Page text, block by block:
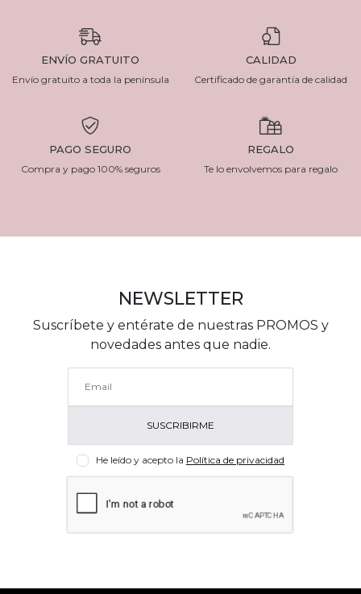
ENVÍO GRATUITO
Envío gratuito a toda la península
CALIDAD
Certificado de garantía de calidad
PAGO SEGURO
Compra y pago 100% seguros
REGALO
Te lo envolvemos para regalo
NEWSLETTER
Suscríbete y entérate de nuestras PROMOS y
novedades antes que nadie.
He leído y acepto la Política de privacidad